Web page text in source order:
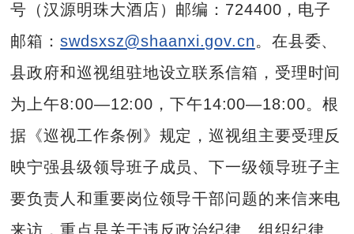
号（汉源明珠大酒店）邮编：724400，电子
邮箱：swdsxsz@shaanxi.gov.cn。在县委、
县政府和巡视组驻地设立联系信箱，受理时间
为上午8:00—12:00，下午14:00—18:00。根
据《巡视工作条例》规定，巡视组主要受理反
映宁强县级领导班子成员、下一级领导班子主
要负责人和重要岗位领导干部问题的来信来电
来访，重点是关于违反政治纪律、组织纪律、